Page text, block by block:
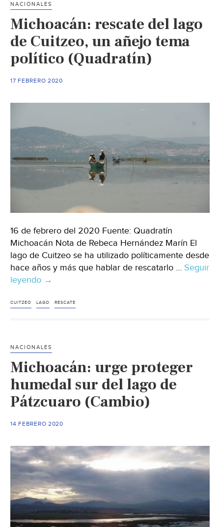
Aragón
(Gaceta
UNAM)
NACIONALES
Michoacán: rescate del lago
de Cuitzeo, un añejo tema
político (Quadratín)
17 FEBRERO 2020
16 de febrero del 2020 Fuente: Quadratín
Michoacán Nota de Rebeca Hernández Marín El
lago de Cuitzeo se ha utilizado políticamente desde
hace años y más que hablar de rescatarlo … Seguir
leyendo Michoacán:
del
un
añejo
tema
político
(Quadratín)
→
CUITZEO LAGO RESCATE
NACIONALES
Michoacán: urge proteger
humedal sur del lago de
Pátzcuaro (Cambio)
14 FEBRERO 2020